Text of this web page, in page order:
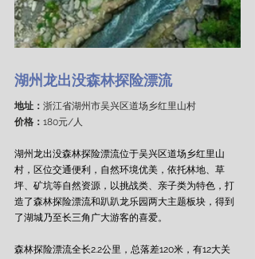
湖州龙出没森林探险漂流
地址： 浙江省湖州市吴兴区道场乡红里山村
价格： 180元/人
湖州龙出没森林探险漂流位于吴兴区道场乡红里山
村，区位交通便利，自然环境优美，依托林地、草
坪、矿坑等自然资源，以挑战类、亲子类为特色，打
造了森林探险漂流和趴趴龙乐园两大主题板块，得到
了湖城乃至长三角广大游客的喜爱。
森林探险漂流全长2.2公里，总落差120米，有12大关